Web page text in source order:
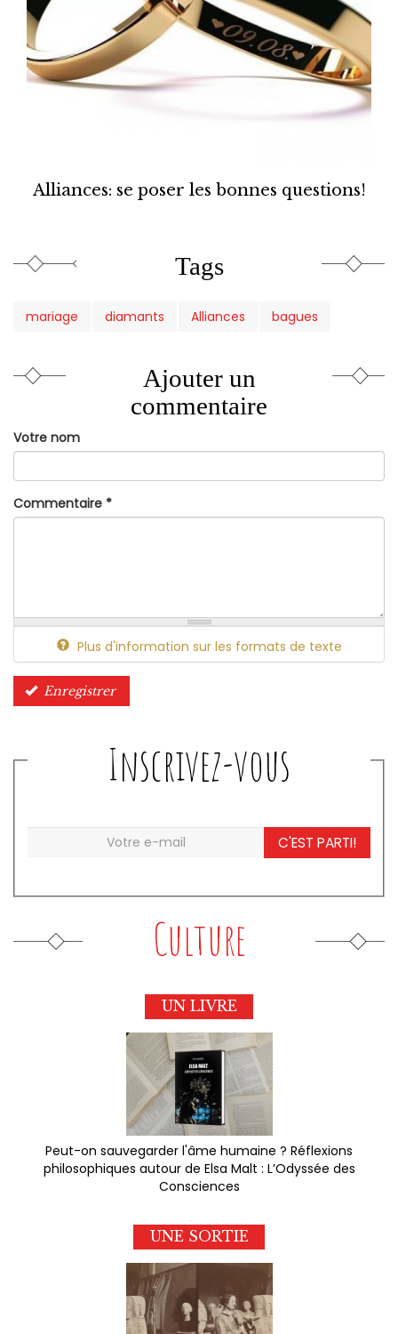
Alliances: se poser les bonnes questions!
Tags
mariage diamants Alliances bagues
Ajouter un
commentaire
Votre nom
Commentaire *
Plus d'information sur les formats de texte
Enregistrer
Inscrivez-vous
C'EST PARTI!
Culture
UN LIVRE
Peut-on sauvegarder l'âme humaine ? Réflexions
philosophiques autour de Elsa Malt : L’Odyssée des
Consciences
UNE SORTIE